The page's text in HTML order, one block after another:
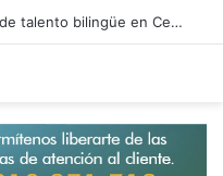
El reto del Nearshoring: Crisis de talento bilingüe en Centroamérica dispara los salarios de entrada un 15%